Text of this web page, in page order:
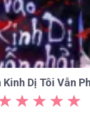
Kinh Dị Tôi Vẫn